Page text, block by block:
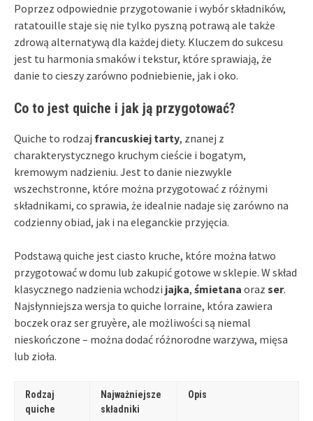
Poprzez odpowiednie przygotowanie i wybór składników,
ratatouille staje się nie tylko pyszną potrawą ale także
zdrową alternatywą dla każdej diety. Kluczem do sukcesu
jest tu harmonia smaków i tekstur, które sprawiają, że
danie to cieszy zarówno podniebienie, jak i oko.
Co to jest quiche i jak ją przygotować?
Quiche to rodzaj francuskiej tarty, znanej z
charakterystycznego kruchym cieście i bogatym,
kremowym nadzieniu. Jest to danie niezwykle
wszechstronne, które można przygotować z różnymi
składnikami, co sprawia, że idealnie nadaje się zarówno na
codzienny obiad, jak i na eleganckie przyjęcia.
Podstawą quiche jest ciasto kruche, które można łatwo
przygotować w domu lub zakupić gotowe w sklepie. W skład
klasycznego nadzienia wchodzi jajka, śmietana oraz ser.
Najsłynniejsza wersja to quiche lorraine, która zawiera
boczek oraz ser gruyère, ale możliwości są niemal
nieskończone – można dodać różnorodne warzywa, mięsa
lub zioła.
Rodzaj
quiche
Najważniejsze
składniki
Opis